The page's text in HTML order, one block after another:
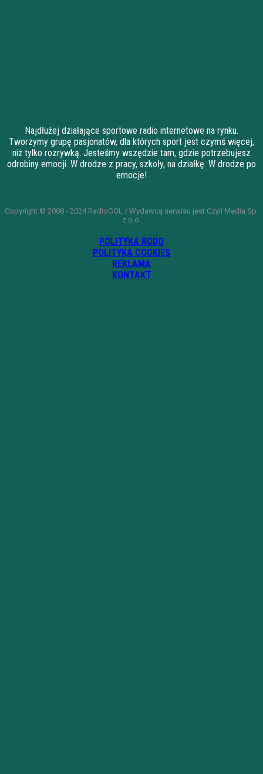
Najdłużej działające sportowe radio internetowe na rynku.
Tworzymy grupę pasjonatów, dla których sport jest czymś więcej,
niż tylko rozrywką. Jesteśmy wszędzie tam, gdzie potrzebujesz
odrobiny emocji. W drodze z pracy, szkoły, na działkę. W drodze po
emocje!
Copyright © 2008 - 2024 RadioGOL / Wydawcą serwisu jest Czyli Media Sp.
z o.o.
POLITYKA RODO
POLITYKA COOKIES
REKLAMA
KONTAKT